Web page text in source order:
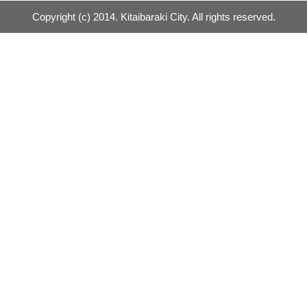
Copyright (c) 2014. Kitaibaraki City. All rights reserved.